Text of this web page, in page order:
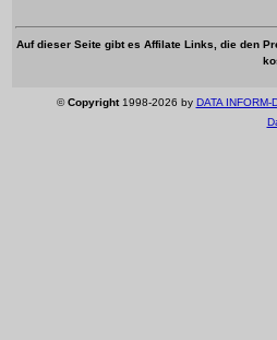
Auf dieser Seite gibt es Affilate Links, die den
©Copyright1998-2026 by DATA